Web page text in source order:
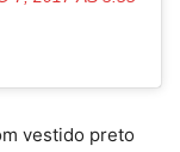
vestido preto